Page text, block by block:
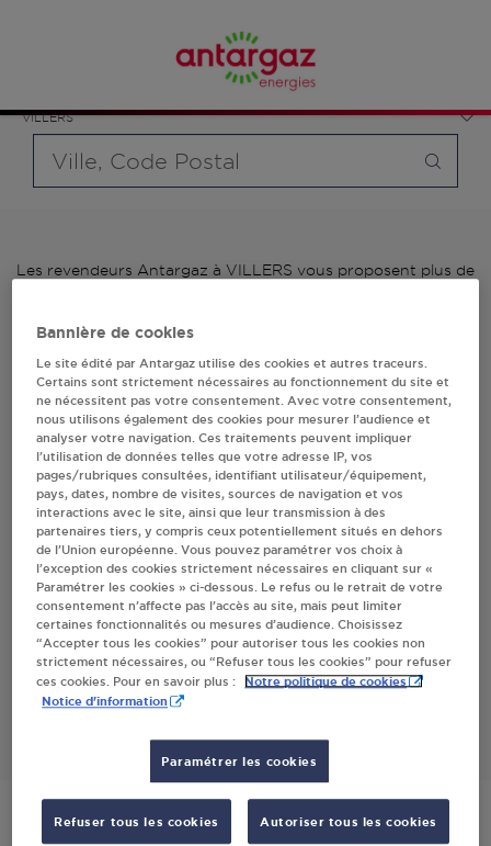
VILLERS
bouteille souhaité et le type de point de vente (revendeur /
distributeur automatique de bouteilles de gaz ou station GPL
carburant)
Les revendeurs Antargaz à VILLERS vous proposent plus de
Antargaz à VILLERS, l'adresse, le numéro de téléphone de
votre stations GPL ou distributeurs de bouteilles de gaz.
1 revendeur(s) Antargaz
à VILLERS
Villes
LE FOURNIL OIS VILLERS
319 GRAND-RUE
42460VILLERS
S'Y RENDRE
Bannière de cookies
Le site édité par Antargaz utilise des cookies et autres traceurs.
Certains sont strictement nécessaires au fonctionnement du site et
ne nécessitent pas votre consentement. Avec votre consentement,
nous utilisons également des cookies pour mesurer l’audience et
analyser votre navigation. Ces traitements peuvent impliquer
l’utilisation de données telles que votre adresse IP, vos
pages/rubriques consultées, identifiant utilisateur/équipement,
pays, dates, nombre de visites, sources de navigation et vos
interactions avec le site, ainsi que leur transmission à des
partenaires tiers, y compris ceux potentiellement situés en dehors
de l’Union européenne. Vous pouvez paramétrer vos choix à
l’exception des cookies strictement nécessaires en cliquant sur «
Paramétrer les cookies » ci-dessous. Le refus ou le retrait de votre
consentement n’affecte pas l’accès au site, mais peut limiter
certaines fonctionnalités ou mesures d’audience. Choisissez
“Accepter tous les cookies” pour autoriser tous les cookies non
strictement nécessaires, ou “Refuser tous les cookies” pour refuser
ces cookies. Pour en savoir plus :
Notre politique de cookies
Notice d'information
Paramétrer les cookies
Refuser tous les cookies Autoriser tous les cookies